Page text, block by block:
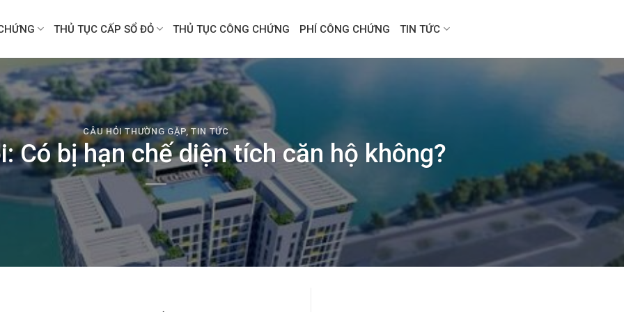
THỦ TỤC CẤP SỔ ĐỎ THỦ TỤC CÔNG CHỨNG PHÍ CÔNG CHỨNG TIN TỨC
CÂU HỎI THƯỜNG GẶP,TIN TỨC
Có bị hạn chế diện tích căn hộ không?